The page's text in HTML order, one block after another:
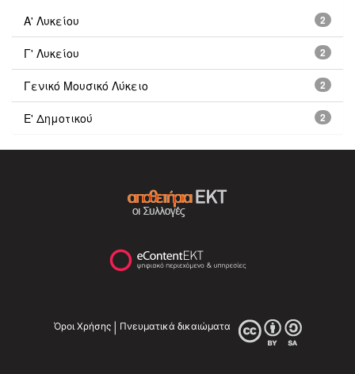
2
Α' Λυκείου
2
Γ' Λυκείου
2
Γενικό Μουσικό Λύκειο
2
Ε' Δημοτικού